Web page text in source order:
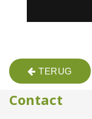
TERUG
Contact